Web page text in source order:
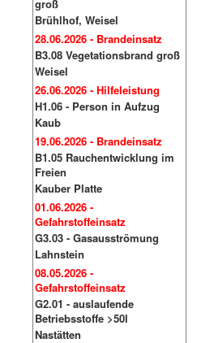
groß
Brühlhof, Weisel
28.06.2026 - Brandeinsatz
B3.08 Vegetationsbrand groß
Weisel
26.06.2026 - Hilfeleistung
H1.06 - Person in Aufzug
Kaub
19.06.2026 - Brandeinsatz
B1.05 Rauchentwicklung im
Freien
Kauber Platte
01.06.2026 -
Gefahrstoffeinsatz
G3.03 - Gasausströmung
Lahnstein
08.05.2026 -
Gefahrstoffeinsatz
G2.01 - auslaufende
Betriebsstoffe >50l
Nastätten